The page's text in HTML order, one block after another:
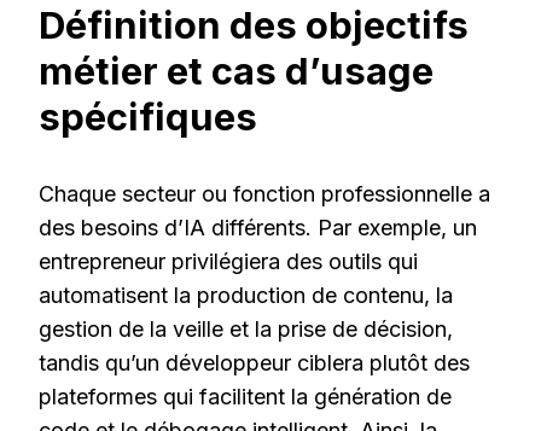
Définition des objectifs
métier et cas d’usage
spécifiques
Chaque secteur ou fonction professionnelle a
des besoins d’IA différents. Par exemple, un
entrepreneur privilégiera des outils qui
automatisent la production de contenu, la
gestion de la veille et la prise de décision,
tandis qu’un développeur ciblera plutôt des
plateformes qui facilitent la génération de